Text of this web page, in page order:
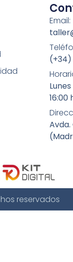
Email:
(+34)
16:00
reservados